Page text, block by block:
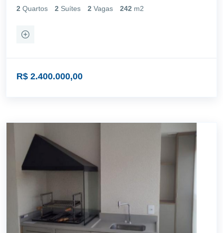
2 Quartos 2 Suítes 2 Vagas 242 m2
R$ 2.400.000,00